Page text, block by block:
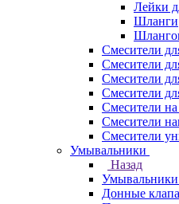
Лейки
Шланги
Смесители
Смесители
Смесители
Смесители
Смесители
Смесители
Смесители
Умывальники
Назад
Умывальники
Донные